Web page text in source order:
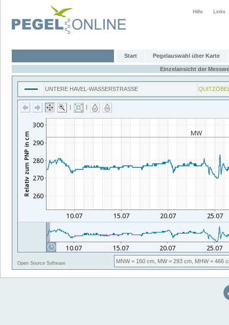
Hilfe Links
Start Pegelauswahl über Karte
Einzelansicht der
UNTERE HAVEL-WASSERSTRASSE
| |
Open Source Software MNW= 160 cm, MW= 293 cm, MHW= 466